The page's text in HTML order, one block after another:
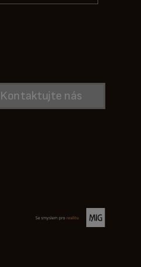
Kontaktujte nás